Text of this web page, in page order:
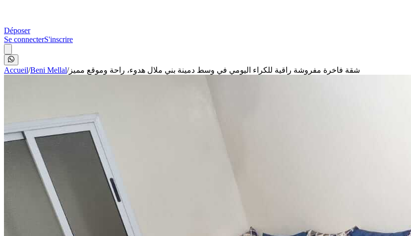
Déposer
Se connecterS'inscrire
Accueil/Beni Mellal/شقة فاخرة مفروشة راقية للكراء اليومي في وسط دمينة بني ملال هدوء، راحة وموقع مميز